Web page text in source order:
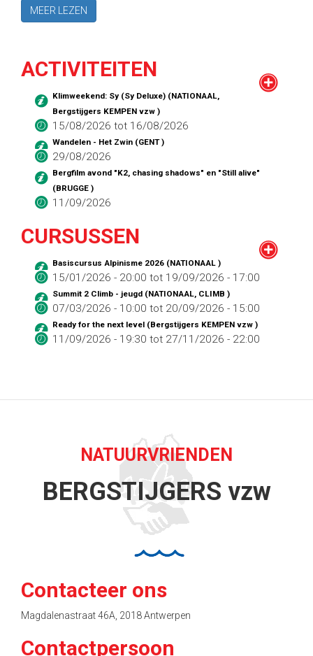
MEER LEZEN
ACTIVITEITEN
Klimweekend: Sy (Sy Deluxe) (NATIONAAL,
Bergstijgers KEMPEN vzw )
15/08/2026 tot 16/08/2026
Wandelen - Het Zwin (GENT )
29/08/2026
Bergfilm avond "K2, chasing shadows" en "Still alive"
(BRUGGE )
11/09/2026
CURSUSSEN
Basiscursus Alpinisme 2026 (NATIONAAL )
15/01/2026 - 20:00 tot 19/09/2026 - 17:00
Summit 2 Climb - jeugd (NATIONAAL, CLIMB )
07/03/2026 - 10:00 tot 20/09/2026 - 15:00
Ready for the next level (Bergstijgers KEMPEN vzw )
11/09/2026 - 19:30 tot 27/11/2026 - 22:00
NATUURVRIENDEN
BERGSTIJGERS vzw
Contacteer ons
Magdalenastraat 46A, 2018 Antwerpen
Contactpersoon